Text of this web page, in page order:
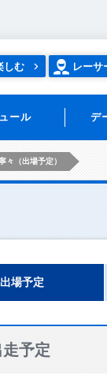
しむ レーサ
ール デ
（出場予定）
出場予定
予定